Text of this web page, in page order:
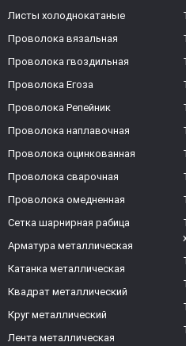
Листы холоднокатаные
Проволока вязальная
Проволока гвоздильная
Проволока Егоза
Проволока Репейник
Проволока наплавочная
Проволока оцинкованная
Проволока сварочная
Проволока омедненная
Сетка шарнирная рабица
Арматура металлическая
Катанка металлическая
Квадрат металлический
Круг металлический
Лента металлическая